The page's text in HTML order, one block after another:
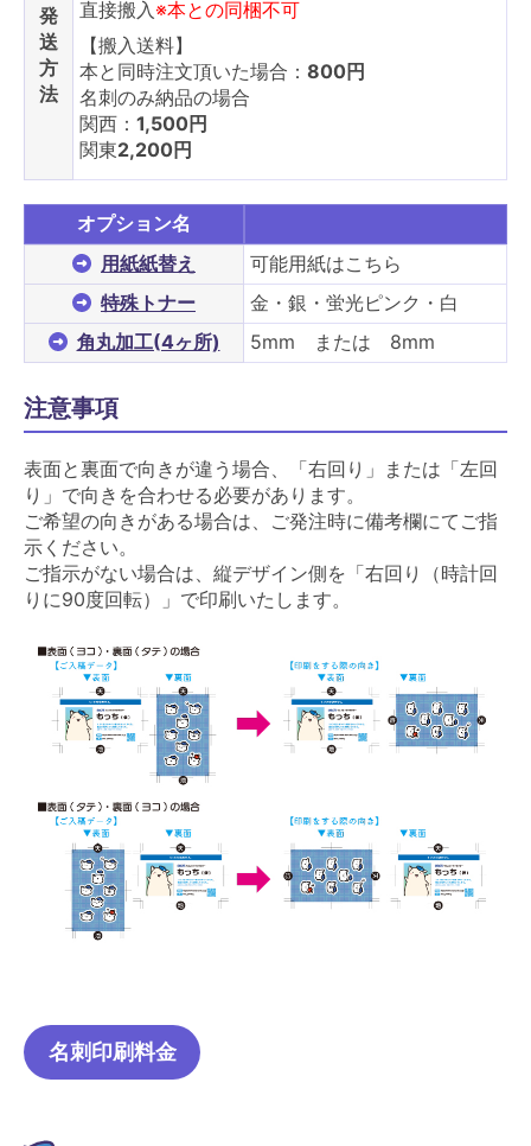
発
送
方
法
直接搬入※本との同梱不可
【搬入送料】
本と同時注文頂いた場合： 800円
名刺のみ納品の場合
関西： 1,500円
関東2,200円
オプション名
用紙紙替え
可能用紙はこちら
特殊トナー
金・銀・蛍光ピンク・白
角丸加工(4ヶ所)
5mm または 8mm
注意事項
表面と裏面で向きが違う場合、「右回り」または「左回
り」で向きを合わせる必要があります。
ご希望の向きがある場合は、ご発注時に備考欄にてご指
示ください。
ご指示がない場合は、縦デザイン側を「右回り（時計回
りに90度回転）」で印刷いたします。
名刺印刷料金